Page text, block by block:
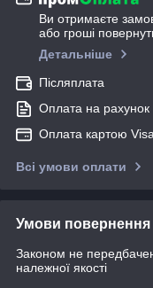
Ви отримаєте
або гроші
Детальніше
Післяплата
Оплата на рахунок
Оплата картою
Всі умови оплати
Умови повернення
Законом не
належної якості